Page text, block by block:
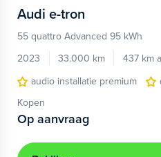
Audi e-tron
55 quattro Advanced 95 kWh
2023
33.000 km 437 km
audio installatie premium
Kopen
Op aanvraag